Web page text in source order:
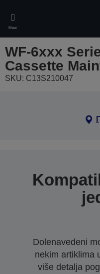
main
content
Meni
WF-6xxx
Cassette
SKU: C13S210047
Dolenavedeni
nekim artiklima
više detalja